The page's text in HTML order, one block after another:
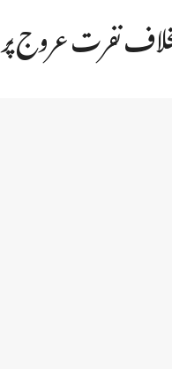
نفرت عروج پر،